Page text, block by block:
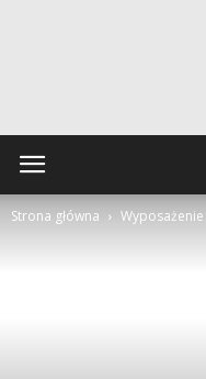
Strona główna Wyposażenie